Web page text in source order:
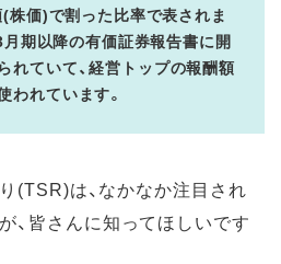
株価)で割った比率で表されま
期以降の有価証券報告書に開
れていて、経営トップの報酬額
われています。
(TSR)は、なかなか注目され
、皆さんに知ってほしいです